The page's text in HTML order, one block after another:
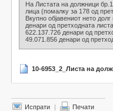
На Листата на должници
лица (помалку за 178 од
Вкупно објавениот нето
денари од претходната
622.137.726 денари од
49.071.856 денари од
10-6953_2_Листа на
Испрати | Печати